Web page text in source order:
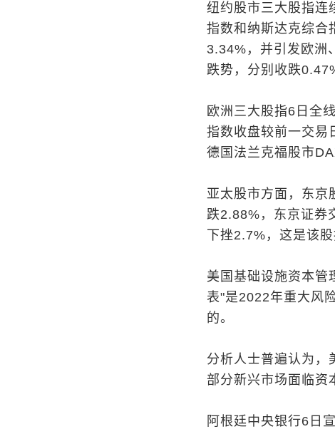
纽约股市三大股指连
指数和纳斯达克综合
3.34%，并引发欧洲
跌势，分别收跌
欧洲三大股指6日全
指数收盘较前一交易
德国法兰克福股市
亚太股市方面，东京
跌2.88%，东京证券
下挫2.7%，这是该
美国基础设施资本管
表"是2022年重大风
的。
分析人士普遍认为，
部分新兴市场面临资
阿根廷中央银行6日